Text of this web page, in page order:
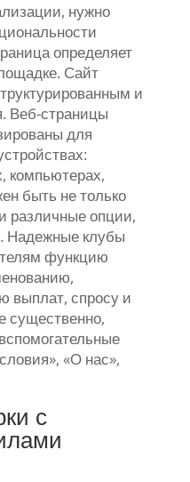
нужно
определяет
Сайт
и
Веб-страницы
для
компьютерах,
быть не только
различные опции,
Надежные клубы
функцию
выплат, спросу и
существенно,
«О нас»,
с